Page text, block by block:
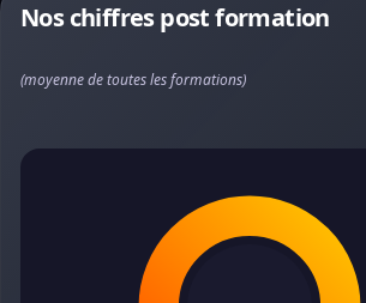
Nos chiffres post formation
(moyenne de toutes les formations)